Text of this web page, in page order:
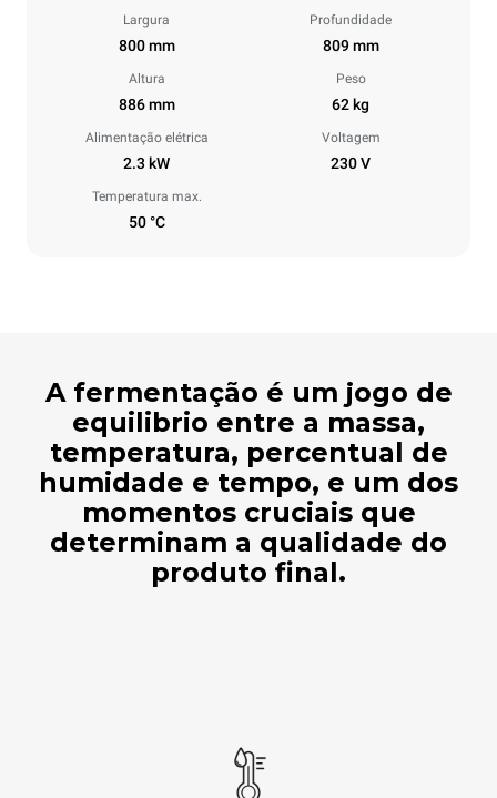
Largura
800 mm
Profundidade
809 mm
Altura
886 mm
Peso
62 kg
Alimentação elétrica
2.3 kW
Voltagem
230 V
Temperatura max.
50 °C
A fermentação é um jogo de
equilibrio entre a massa,
temperatura, percentual de
humidade e tempo, e um dos
momentos cruciais que
determinam a qualidade do
produto final.